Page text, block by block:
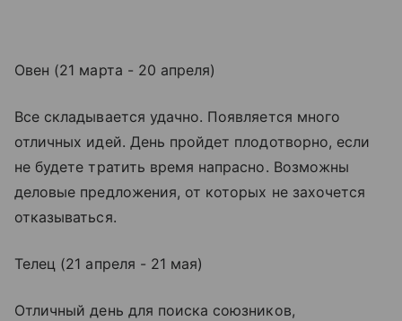
Овен (21 марта - 20 апреля)
Все складывается удачно. Появляется много
отличных идей. День пройдет плодотворно, если
не будете тратить время напрасно. Возможны
деловые предложения, от которых не захочется
отказываться.
Телец (21 апреля - 21 мая)
Отличный день для поиска союзников,